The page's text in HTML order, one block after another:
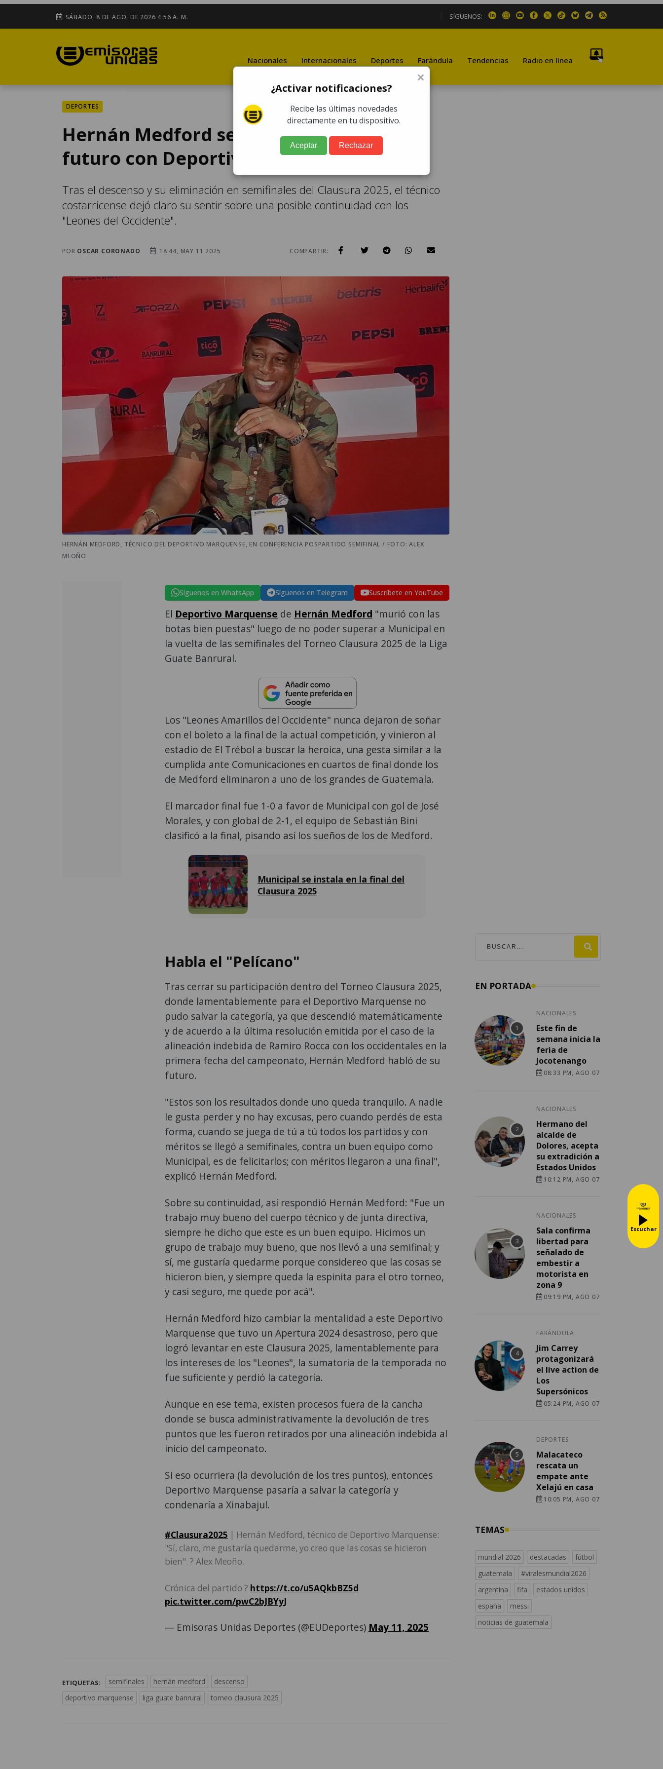
SÁBADO, 8 DE AGO. DE 2026 4:56 A. M. SÍGUENOS:
Nacionales Internacionales Deportes Farándula Tendencias Radio en línea
DEPORTES
Hernán Medford se pronuncia sobre su
futuro con Deportivo Marquense
Tras el descenso y su eliminación en semifinales del Clausura 2025, el técnico
costarricense dejó claro su sentir sobre una posible continuidad con los
"Leones del Occidente".
POR OSCAR CORONADO 18:44, MAY 11 2025 COMPARTIR:
HERNÁN MEDFORD, TÉCNICO DEL DEPORTIVO MARQUENSE, EN CONFERENCIA POSPARTIDO SEMIFINAL / FOTO: ALEX
MEOÑO
Síguenos en WhatsApp Síguenos en Telegram Suscríbete en YouTube
El Deportivo Marquense de Hernán Medford "murió con las
botas bien puestas" luego de no poder superar a Municipal en
la vuelta de las semifinales del Torneo Clausura 2025 de la Liga
Guate Banrural.
Los "Leones Amarillos del Occidente" nunca dejaron de soñar
con el boleto a la final de la actual competición, y vinieron al
estadio de El Trébol a buscar la heroica, una gesta similar a la
cumplida ante Comunicaciones en cuartos de final donde los
de Medford eliminaron a uno de los grandes de Guatemala.
El marcador final fue 1-0 a favor de Municipal con gol de José
Morales, y con global de 2-1, el equipo de Sebastián Bini
clasificó a la final, pisando así los sueños de los de Medford.
Municipal se instala en la final del
Clausura 2025
Habla el "Pelícano"
Tras cerrar su participación dentro del Torneo Clausura 2025,
donde lamentablemente para el Deportivo Marquense no
pudo salvar la categoría, ya que descendió matemáticamente
y de acuerdo a la última resolución emitida por el caso de la
alineación indebida de Ramiro Rocca con los occidentales en la
primera fecha del campeonato, Hernán Medford habló de su
futuro.
"Estos son los resultados donde uno queda tranquilo. A nadie
le gusta perder y no hay excusas, pero cuando perdés de esta
forma, cuando se juega de tú a tú todos los partidos y con
méritos se llegó a semifinales, contra un buen equipo como
Municipal, es de felicitarlos; con méritos llegaron a una final",
explicó Hernán Medford.
Sobre su continuidad, así respondió Hernán Medford: "Fue un
trabajo muy bueno del cuerpo técnico y de junta directiva,
siempre he dicho que este es un buen equipo. Hicimos un
grupo de trabajo muy bueno, que nos llevó a una semifinal; y
sí, me gustaría quedarme porque considereo que las cosas se
hicieron bien, y siempre queda la espinita para el otro torneo,
y casi seguro, me quede por acá".
Hernán Medford hizo cambiar la mentalidad a este Deportivo
Marquense que tuvo un Apertura 2024 desastroso, pero que
logró levantar en este Clausura 2025, lamentablemente para
los intereses de los "Leones", la sumatoria de la temporada no
fue suficiente y perdió la categoría.
Aunque en ese tema, existen procesos fuera de la cancha
donde se busca administrativamente la devolución de tres
puntos que les fueron retirados por una alineación indebida al
inicio del campeonato.
Si eso ocurriera (la devolución de los tres puntos), entonces
Deportivo Marquense pasaría a salvar la categoría y
condenaría a Xinabajul.
#Clausura2025 | Hernán Medford, técnico de Deportivo Marquense:
"Sí, claro, me gustaría quedarme, yo creo que las cosas se hicieron
bien". ? Alex Meoño.
Crónica del partido ? https://t.co/u5AQkbBZ5d
pic.twitter.com/pwC2bJBYyJ
— Emisoras Unidas Deportes (@EUDeportes) May 11, 2025
ETIQUETAS: semifinales hernán medford
descenso
deportivo marquense
liga guate banrural torneo clausura 2025
EN PORTADA
NACIONALES
Este fin de
semana inicia la
feria de
Jocotenango
08:33 PM, AGO 07
NACIONALES
Hermano del
alcalde de
Dolores, acepta
su extradición a
Estados Unidos
10:12 PM, AGO 07
NACIONALES
Sala confirma
libertad para
señalado de
embestir a
motorista en
zona 9
09:19 PM, AGO 07
FARÁNDULA
Jim Carrey
protagonizará
el live action de
Los
Supersónicos
05:24 PM, AGO 07
DEPORTES
Malacateco
rescata un
empate ante
Xelajú en casa
10:05 PM, AGO 07
TEMAS
mundial 2026 destacadas
fútbol
guatemala
#viralesmundial2026
argentina
fifa
estados unidos
españa
messi
noticias de guatemala
Escuchar
×
¿Activar notificaciones?
Recibe las últimas novedades
directamente en tu dispositivo.
Aceptar Rechazar